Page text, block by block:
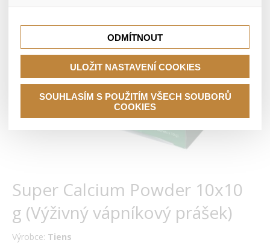
Super Calcium Powder 10x10
g (Výživný vápníkový prášek)
Výrobce: Tiens
se nevhodným doporučením produktů či jiným
nedůležitým nabídkám.
marketingové kampaně.
ODMÍTNOUT
ULOŽIT NASTAVENÍ COOKIES
SOUHLASÍM S POUŽITÍM VŠECH SOUBORŮ
COOKIES